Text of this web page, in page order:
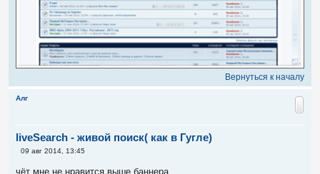
Вернуться к началу
Алг
liveSearch - живой поиск( как в Гугле)
С
о
09 авг 2014, 13:45
чёт мне не нравится выше баннера.